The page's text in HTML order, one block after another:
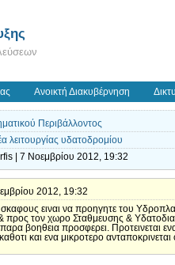
Ανοικτή Διακυβέρνηση
Περιβάλλοντος
υδατοδρομίου
| 7 Νοεμβρίου 2012, 19:32
2012, 19:32
ειναι να προηγητε του
τον χωρο Σταθμευσης &
βοηθεια προσφερει. Προτεινεται
και ενα μικροτερο ανταποκρινεται